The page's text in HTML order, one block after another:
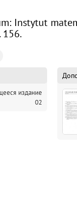
Instytut
156.
издание
02